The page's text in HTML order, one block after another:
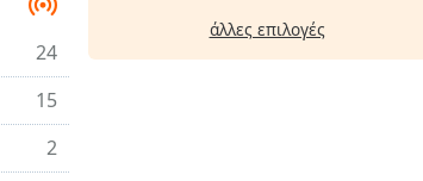
24
15
2
άλλες επιλογές